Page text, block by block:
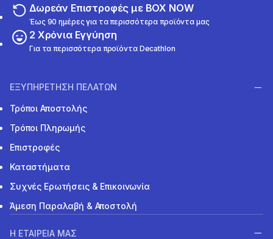
Δωρεάν Επιστροφές με BOX NOW
Έως 90 ημέρες για τα περισσότερα προϊόντα μας
2 Χρόνια Εγγύηση
Για τα περισσότερα προϊόντα Decathlon
ΕΞΥΠΗΡΕΤΗΣΗ ΠΕΛΑΤΩΝ
Τρόποι Αποστολής
Τρόποι Πληρωμής
Επιστροφές
Καταστήματα
Συχνές Ερωτήσεις & Επικοινωνία
Άμεση Παραλαβή & Αποστολή
Η ΕΤΑΙΡΕΙΑ ΜΑΣ